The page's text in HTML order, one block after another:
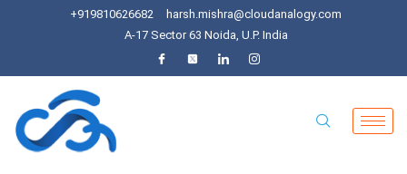
+919810626682
harsh.mishra@cloudanalogy.com
A-17 Sector 63 Noida, U.P. India